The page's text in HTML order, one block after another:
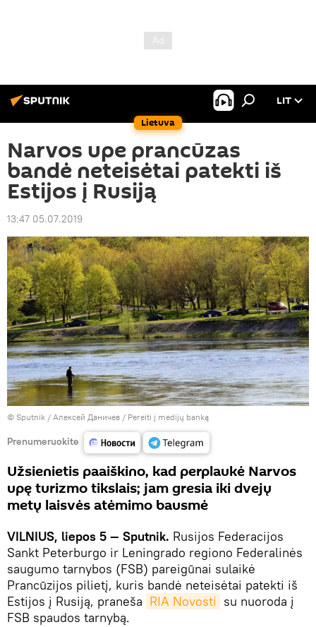
Lietuva
LIT
Narvos upe prancūzas
bandė neteisėtai patekti iš
Estijos į Rusiją
13:47 05.07.2019
© Sputnik / Алексей Даничев / Pereiti į medijų banką
Prenumeruokite
Užsienietis paaiškino, kad perplaukė Narvos
upę turizmo tikslais; jam gresia iki dvejų
metų laisvės atėmimo bausmė
VILNIUS, liepos 5 — Sputnik. Rusijos Federacijos
Sankt Peterburgo ir Leningrado regiono Federalinės
saugumo tarnybos (FSB) pareigūnai sulaikė
Prancūzijos pilietį, kuris bandė neteisėtai patekti iš
Estijos į Rusiją, praneša RIA Novosti su nuoroda į
FSB spaudos tarnybą.